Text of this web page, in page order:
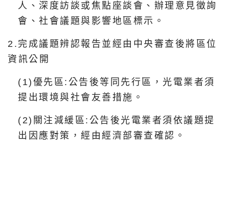
人、深度訪談或焦點座談會、辦理意見徵詢
會、社會議題與影響地區標示。
2.完成議題辨認報告並經由中央審查後將區位
資訊公開
(1)優先區:公告後等同先行區，光電業者須
提出環境與社會友善措施。
(2)關注減緩區:公告後光電業者須依議題提
出因應對策，經由經濟部審查確認。